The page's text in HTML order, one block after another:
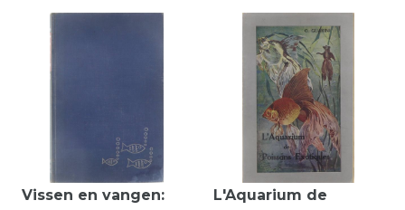
Vissen en vangen:
L'Aquarium de